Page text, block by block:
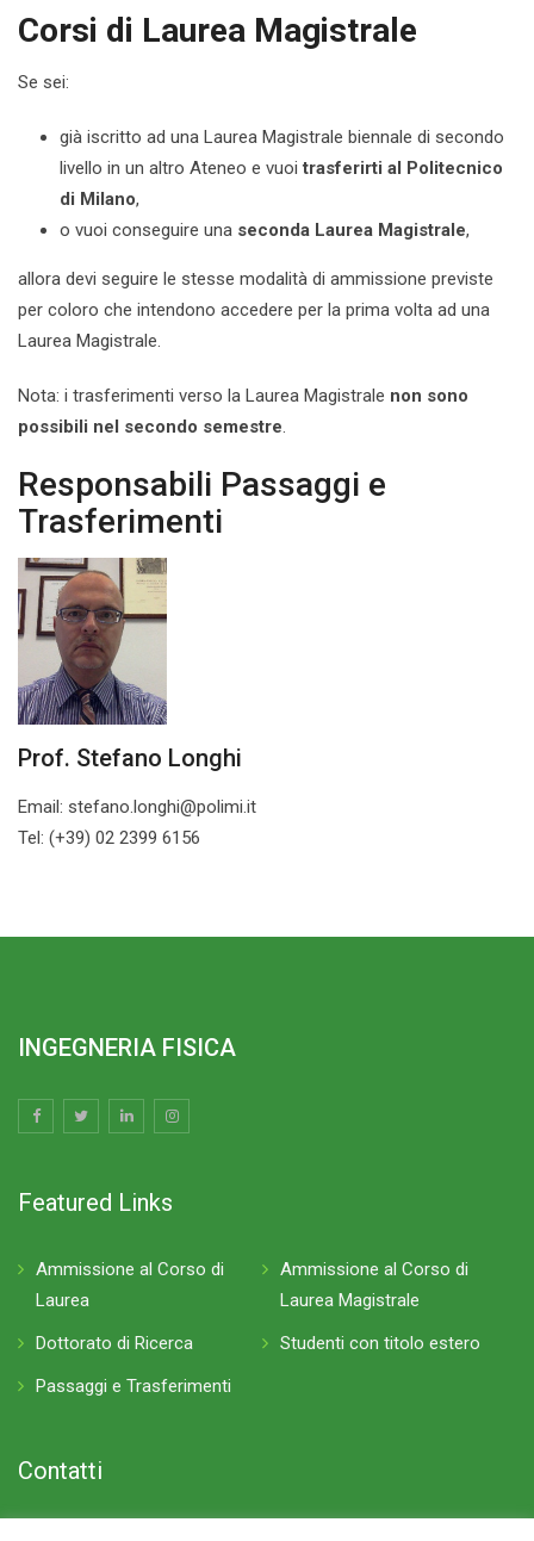
Corsi di Laurea Magistrale
Se sei:
già iscritto ad una Laurea Magistrale biennale di secondo
livello in un altro Ateneo e vuoitrasferirti al Politecnico
di Milano,
o vuoi conseguire una seconda Laurea Magistrale,
allora devi seguire le stesse modalità di ammissione previste
per coloro che intendono accedere per la prima volta ad una
Laurea Magistrale.
Nota: i trasferimenti verso la Laurea Magistrale non sono
possibili nel secondo semestre.
Responsabili Passaggi e
Trasferimenti
Prof. Stefano Longhi
Email: stefano.longhi@polimi.it
Tel: (+39) 02 2399 6156
INGEGNERIA FISICA
Featured Links
Ammissione al Corso di
Laurea
Ammissione al Corso di
Laurea Magistrale
Dottorato di Ricerca
Studenti con titolo estero
Passaggi e Trasferimenti
Contatti